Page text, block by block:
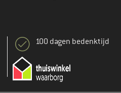
100 dagen bedenktijd